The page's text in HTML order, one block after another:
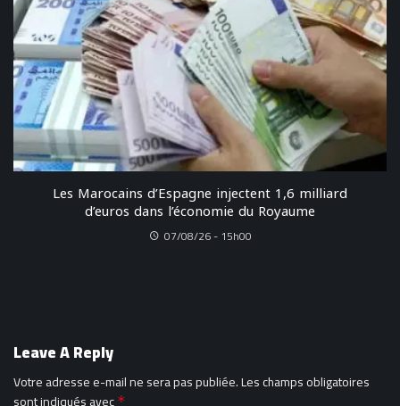
Les Marocains d’Espagne injectent 1,6 milliard
d’euros dans l’économie du Royaume
07/08/26 - 15h00
Leave A Reply
Votre adresse e-mail ne sera pas publiée.Les champs obligatoires
*